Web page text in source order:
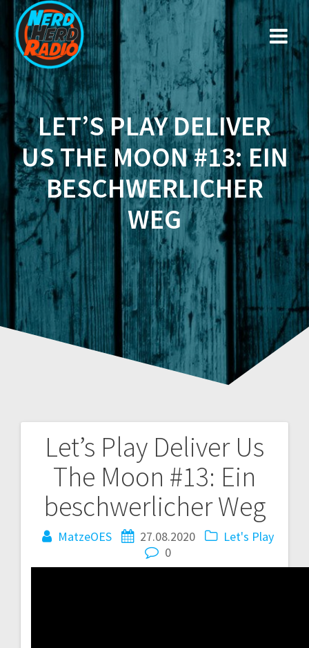
Zum
Inhalt
springen
LET’S PLAY DELIVER
US THE MOON #13: EIN
BESCHWERLICHER
WEG
Let’s Play Deliver Us
The Moon #13: Ein
beschwerlicher Weg
MatzeOES 27.08.2020
Let's Play
0
Beitragsnavigation